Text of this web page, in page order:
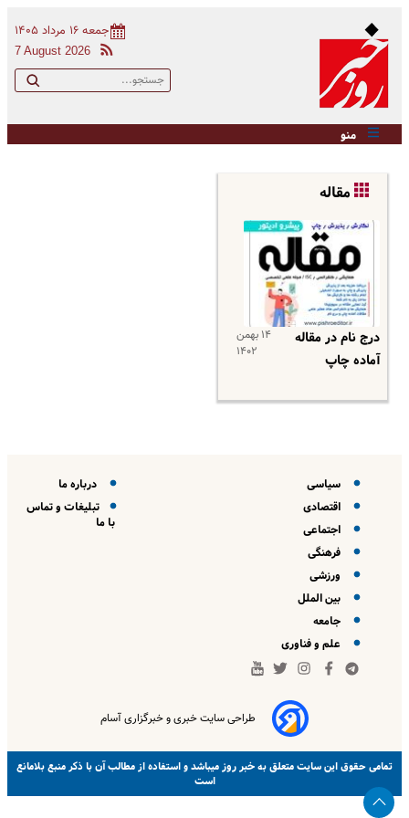
جمعه ۱۶ مرداد ۱۴۰۵
7 August 2026
منو
مقاله
۱۴ بهمن
۱۴۰۲
درج نام در مقاله
آماده چاپ
سیاسی
اقتصادی
اجتماعی
فرهنگی
ورزشی
بین الملل
جامعه
علم و فناوری
درباره ما
تبلیغات و تماس
با ما
طراحی سایت خبری و خبرگزاری آسام
تمامی حقوق این سایت متعلق بهخبر روزمیباشد و استفاده از مطالب آن با ذکر منبع بلامانع
است